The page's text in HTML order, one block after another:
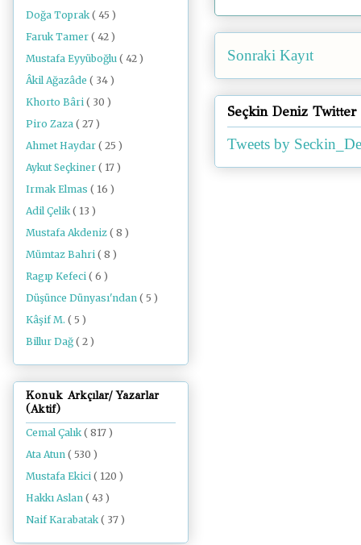
Sonraki Kayıt
Seçkin Deniz Twitter
Tweets by
Doğa Toprak ( 45 )
Faruk Tamer ( 42 )
Mustafa Eyyüboğlu ( 42 )
Âkil Ağazâde ( 34 )
Khorto Bâri ( 30 )
Piro Zaza ( 27 )
Ahmet Haydar ( 25 )
Aykut Seçkiner ( 17 )
Irmak Elmas ( 16 )
Adil Çelik ( 13 )
Mustafa Akdeniz ( 8 )
Mümtaz Bahri ( 8 )
Ragıp Kefeci ( 6 )
Düşünce Dünyası'ndan ( 5 )
Kâşif M. ( 5 )
Billur Dağ ( 2 )
Konuk Arkçılar/ Yazarlar
(Aktif)
Cemal Çalık( 817 )
Ata Atun ( 530 )
Mustafa Ekici ( 120 )
Hakkı Aslan ( 43 )
Naif Karabatak( 37 )